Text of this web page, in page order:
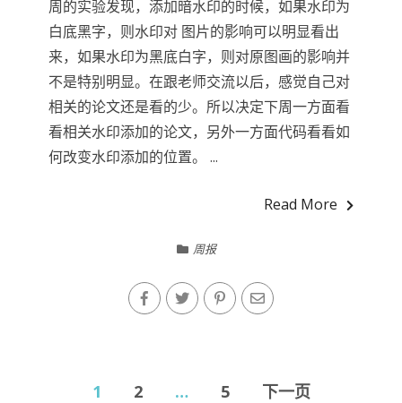
周的实验发现，添加暗水印的时候，如果水印为
白底黑字，则水印对 图片的影响可以明显看出
来，如果水印为黑底白字，则对原图画的影响并
不是特别明显。在跟老师交流以后，感觉自己对
相关的论文还是看的少。所以决定下周一方面看
看相关水印添加的论文，另外一方面代码看看如
何改变水印添加的位置。 ...
Read More
周报
1 2 … 5 下一页